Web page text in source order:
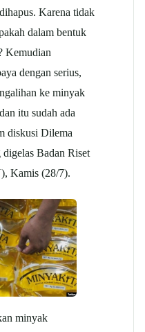
Karena tidak
dalam bentuk
Kemudian
dengan serius,
ke minyak
itu sudah ada
diskusi Dilema
Badan Riset
Kamis (28/7).
minyak